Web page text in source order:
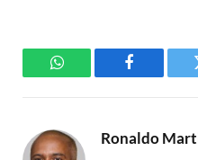
WhatsAppFacebook
Ronaldo